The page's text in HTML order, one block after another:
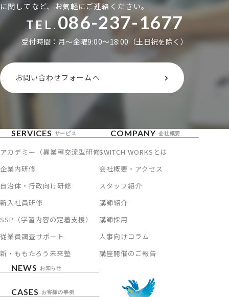
に関してなど、お気軽にご連絡ください。
TEL.086-237-1677
受付時間：月〜金曜9:00〜18:00（土日祝を除く）
お問い合わせフォームへ
SERVICES サービス
アカデミー（異業種交流型研修）
企業内研修
自治体・行政向け研修
新入社員研修
SSP（学習内容の定着支援）
従業員調査サポート
新・ももたろう未来塾
COMPANY 会社概要
SWITCH WORKSとは
会社概要・アクセス
スタッフ紹介
講師紹介
講師採用
人事向けコラム
講座開催のご報告
NEWS
お知らせ
CASES お客様の事例